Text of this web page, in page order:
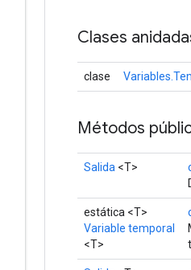
Clases
clase
Métodos
Salida <T>
estática <T>
Variable temporal
<T>